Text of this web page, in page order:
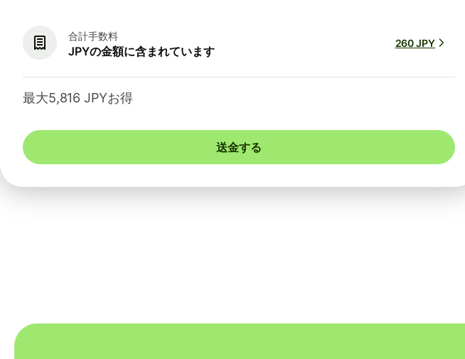
合計手数料
JPYの金額に含まれています
260 JPY
最大5,816 JPYお得
送金する